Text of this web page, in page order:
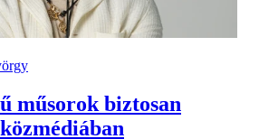
műsorok biztosan